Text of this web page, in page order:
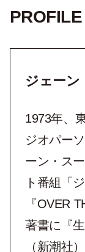
PROFILE
ジェーン
1973年、
ジオパー
ーン・ス
ト番組「
『OVER
著書に『
（新潮社